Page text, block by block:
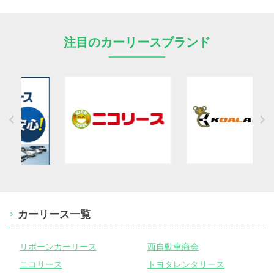
注目のカーリースブランド
カーリース一覧
リボーンカーリース
西自動車商会
ニコリース
トヨタレンタリース